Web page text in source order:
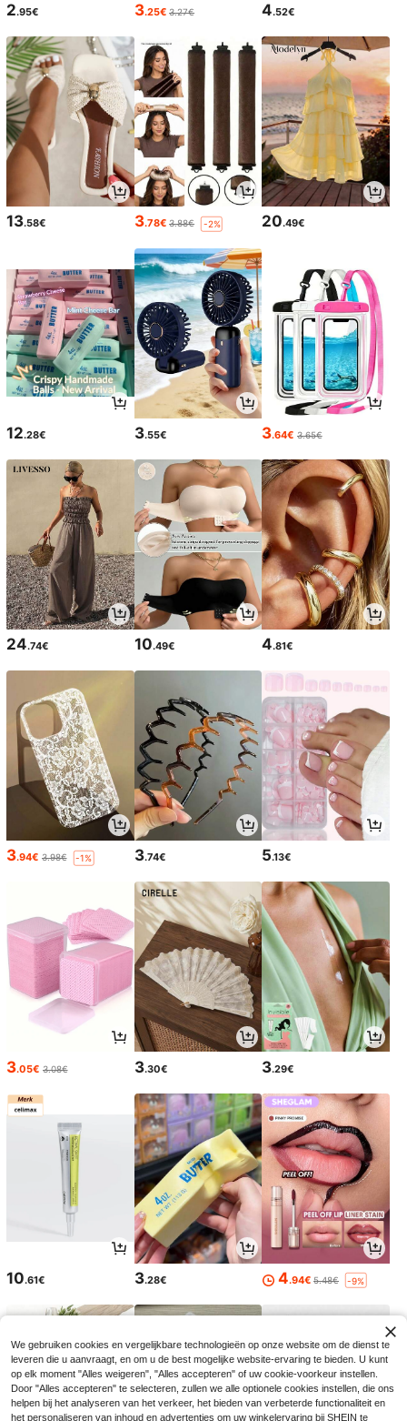
2.95€ 3.25€ 3.27€ 4.52€
13.58€ 3.78€ 3.88€ -2% 20.49€
12.28€ 3.55€ 3.64€ 3.65€
24.74€ 10.49€ 4.81€
3.94€ 3.98€ -1% 3.74€ 5.13€
3.05€ 3.08€ 3.30€ 3.29€
10.61€ 3.28€ 4.94€ 5.48€ -9%
We gebruiken cookies en vergelijkbare technologieën op onze website om de dienst te
leveren die u aanvraagt, en om u de best mogelijke website-ervaring te bieden. U kunt
op elk moment "Alles weigeren", "Alles accepteren" of uw cookie-voorkeur instellen.
Door "Alles accepteren" te selecteren, zullen we alle optionele cookies instellen, die ons
helpen bij het analyseren van het verkeer, het bieden van verbeterde functionaliteit en
het personaliseren van inhoud en advertenties om uw winkelervaring bij SHEIN te